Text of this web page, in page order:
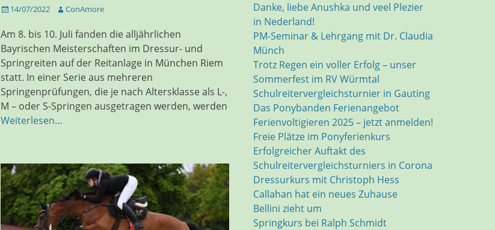
Veröffentlicht
14/07/2022 AutorConAmore
Am 8. bis 10. Juli fanden die alljährlichen
Bayrischen Meisterschaften im Dressur- und
Springreiten auf der Reitanlage in München Riem
statt. In einer Serie aus mehreren
Springenprüfungen, die je nach Altersklasse als L-,
M – oder S-Springen ausgetragen werden, werden
Weiterlesen…
Danke, liebe Anushka und veel Plezier
in Nederland!
PM-Seminar & Lehrgang mit Dr. Claudia
Münch
Trotz Regen ein voller Erfolg – unser
Sommerfest im RV Würmtal
Schulreitervergleichsturnier in Gauting
Das Ponybanden Ferienangebot
Ferienvoltigieren 2025 – jetzt anmelden!
Freie Plätze im Ponyferienkurs
Erfolgreicher Auftakt des
Schulreitervergleichsturniers in Corona
Dressurkurs mit Christoph Hess
Callahan hat ein neues Zuhause
Bellini zieht um
Springkurs bei Ralph Schmidt